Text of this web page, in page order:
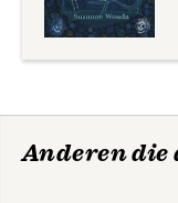
Anderen die